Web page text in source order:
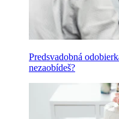
Predsvadobná
nezaobídeš?